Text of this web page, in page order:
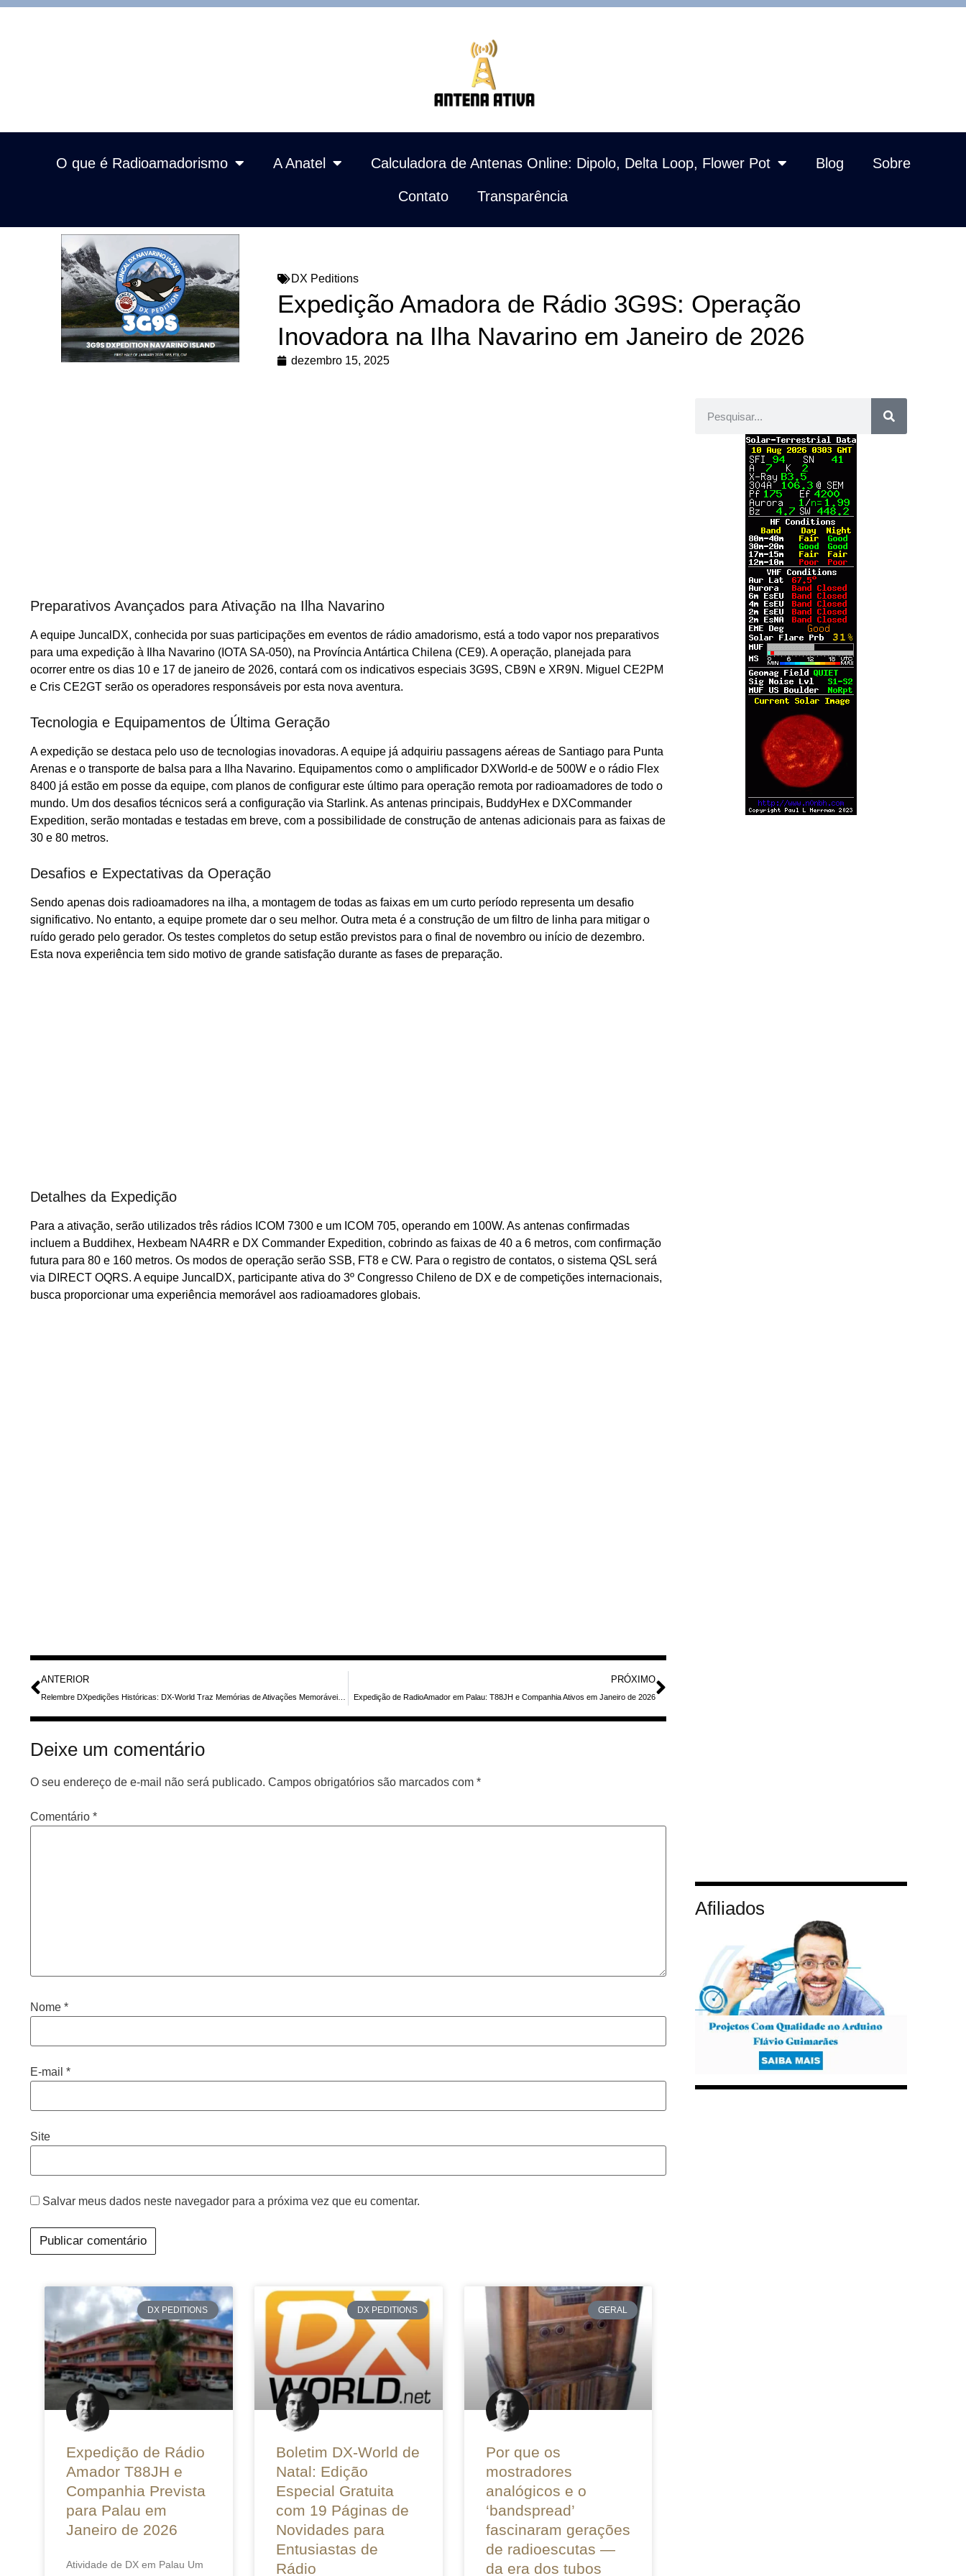
O que é Radioamadorismo A Anatel Calculadora de Antenas Online: Dipolo, Delta Loop, Flower Pot Blog Sobre
Contato Transparência
DX Peditions
Expedição Amadora de Rádio 3G9S: Operação
Inovadora na Ilha Navarino em Janeiro de 2026
dezembro 15, 2025
Preparativos Avançados para Ativação na Ilha Navarino
A equipe JuncalDX, conhecida por suas participações em eventos de rádio amadorismo, está a todo vapor nos preparativos
para uma expedição à Ilha Navarino (IOTA SA-050), na Província Antártica Chilena (CE9). A operação, planejada para
ocorrer entre os dias 10 e 17 de janeiro de 2026, contará com os indicativos especiais 3G9S, CB9N e XR9N. Miguel CE2PM
e Cris CE2GT serão os operadores responsáveis por esta nova aventura.
Tecnologia e Equipamentos de Última Geração
A expedição se destaca pelo uso de tecnologias inovadoras. A equipe já adquiriu passagens aéreas de Santiago para Punta
Arenas e o transporte de balsa para a Ilha Navarino. Equipamentos como o amplificador DXWorld-e de 500W e o rádio Flex
8400 já estão em posse da equipe, com planos de configurar este último para operação remota por radioamadores de todo o
mundo. Um dos desafios técnicos será a configuração via Starlink. As antenas principais, BuddyHex e DXCommander
Expedition, serão montadas e testadas em breve, com a possibilidade de construção de antenas adicionais para as faixas de
30 e 80 metros.
Desafios e Expectativas da Operação
Sendo apenas dois radioamadores na ilha, a montagem de todas as faixas em um curto período representa um desafio
significativo. No entanto, a equipe promete dar o seu melhor. Outra meta é a construção de um filtro de linha para mitigar o
ruído gerado pelo gerador. Os testes completos do setup estão previstos para o final de novembro ou início de dezembro.
Esta nova experiência tem sido motivo de grande satisfação durante as fases de preparação.
Detalhes da Expedição
Para a ativação, serão utilizados três rádios ICOM 7300 e um ICOM 705, operando em 100W. As antenas confirmadas
incluem a Buddihex, Hexbeam NA4RR e DX Commander Expedition, cobrindo as faixas de 40 a 6 metros, com confirmação
futura para 80 e 160 metros. Os modos de operação serão SSB, FT8 e CW. Para o registro de contatos, o sistema QSL será
via DIRECT OQRS. A equipe JuncalDX, participante ativa do 3º Congresso Chileno de DX e de competições internacionais,
busca proporcionar uma experiência memorável aos radioamadores globais.
ANTERIOR PRÓXIMO
Expedição de RadioAmador em Palau: T88JH e Companhia Ativos em Janeiro de 2026
Deixe um comentário
O seu endereço de e-mail não será publicado. Campos obrigatórios são marcados com *
Comentário *
Nome *
E-mail *
Site
Salvar meus dados neste navegador para a próxima vez que eu comentar.
DX PEDITIONS
Expedição de Rádio
Amador T88JH e
Companhia Prevista
para Palau em
Janeiro de 2026
Atividade de DX em Palau Um
DX PEDITIONS
Boletim DX-World de
Natal: Edição
Especial Gratuita
com 19 Páginas de
Novidades para
Entusiastas de
Rádio
GERAL
Por que os
mostradores
analógicos e o
‘bandspread’
fascinaram gerações
de radioescutas —
da era dos tubos
Afiliados